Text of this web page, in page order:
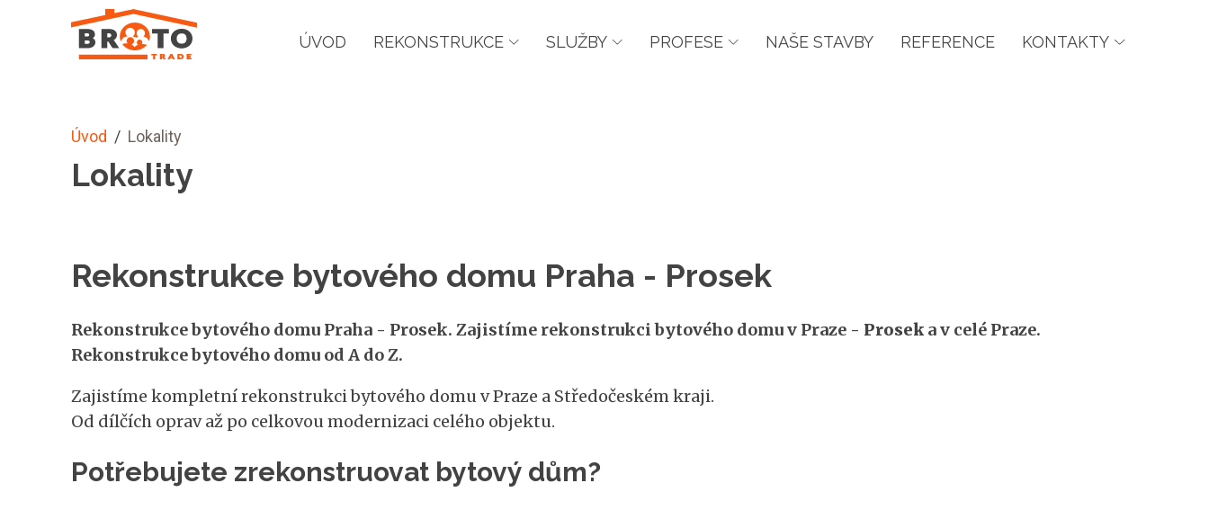
ÚVOD REKONSTRUKCE SLUŽBY PROFESE NAŠE STAVBY REFERENCE KONTAKTY
Úvod / Lokality
Lokality
Rekonstrukce bytového domu Praha - Prosek
Rekonstrukce bytového domu Praha - Prosek. Zajistíme rekonstrukci bytového domu v Praze - Prosek a v celé Praze.
Rekonstrukce bytového domu od A do Z.
Zajistíme kompletní rekonstrukci bytového domu v Praze a Středočeském kraji.
Od dílčích oprav až po celkovou modernizaci celého objektu.
Potřebujete zrekonstruovat bytový dům?